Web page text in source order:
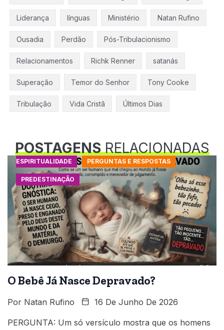
Liderança línguas Ministério Natan Rufino
Ousadia Perdão Pós-Tribulacionismo
Relacionamentos Richk Renner satanás
Superação Temor do Senhor Tony Cooke
Tribulação Vida Cristã Últimos Dias
POSTAGENSRELACIONADAS
ESPIRITUALIDADE PERGUNTAS E RESPOSTAS
PREDESTINAÇÃO
O Bebê Já Nasce Depravado?
Por Natan Rufino 16 De Junho De 2026
PERGUNTA: Um só versículo mostra que os homens